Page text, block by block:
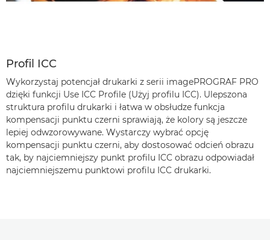
Profil ICC
Wykorzystaj potencjał drukarki z serii imagePROGRAF PRO
dzięki funkcji Use ICC Profile (Użyj profilu ICC). Ulepszona
struktura profilu drukarki i łatwa w obsłudze funkcja
kompensacji punktu czerni sprawiają, że kolory są jeszcze
lepiej odwzorowywane. Wystarczy wybrać opcję
kompensacji punktu czerni, aby dostosować odcień obrazu
tak, by najciemniejszy punkt profilu ICC obrazu odpowiadał
najciemniejszemu punktowi profilu ICC drukarki.